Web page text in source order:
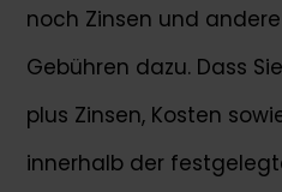
noch Zinsen und
Gebühren dazu. Dass
plus Zinsen, Kosten
innerhalb der